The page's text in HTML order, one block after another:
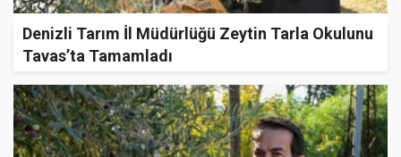
Denizli Tarım İl Müdürlüğü Zeytin Tarla Okulunu
Tavas’ta Tamamladı